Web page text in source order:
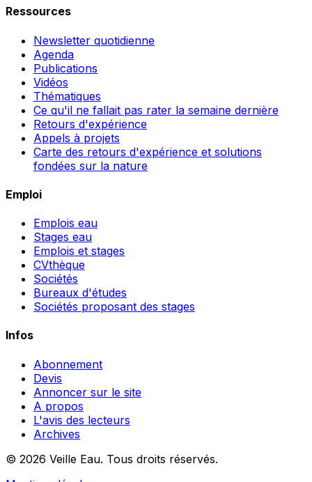
Ressources
Newsletter quotidienne
Agenda
Publications
Vidéos
Thématiques
Ce qu'il ne fallait pas rater la semaine dernière
Retours d'expérience
Appels à projets
Carte des retours d'expérience et solutions
fondées sur la nature
Emploi
Emplois eau
Stages eau
Emplois et stages
CVthèque
Sociétés
Bureaux d'études
Sociétés proposant des stages
Infos
Abonnement
Devis
Annoncer sur le site
A propos
L'avis des lecteurs
Archives
© 2026 Veille Eau. Tous droits réservés.